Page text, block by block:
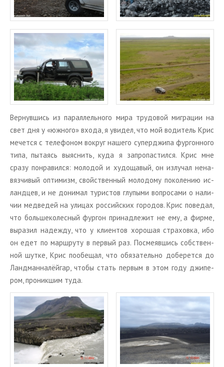
Вер­нув­шись из па­рал­лель­но­го мира тру­до­вой ми­гра­ции на
свет дня у «юж­но­го» входа, я уви­дел, что мой во­ди­тель Крис
ме­чет­ся с те­ле­фо­ном во­круг на­ше­го су­пер­джи­па фур­гон­но­го
типа, пы­та­ясь вы­яс­нить, куда я за­про­па­стил­ся. Крис мне
сразу по­нра­вил­ся: мо­ло­дой и ху­до­ща­вый, он из­лу­чал нена­
вяз­чи­вый оп­ти­мизм, свой­ствен­ный мо­ло­до­му по­ко­ле­нию ис­
ланд­цев, и не до­ни­мал ту­ри­стов глу­пы­ми во­про­са­ми о на­ли­
чии мед­ве­дей на ули­цах рос­сий­ских го­ро­дов. Крис по­ве­дал,
что боль­ше­ко­лес­ный фур­гон при­над­ле­жит не ему, а фирме,
вы­ра­зил на­деж­ду, что у кли­ен­тов хо­ро­шая стра­хов­ка, ибо
он едет по марш­ру­ту в пер­вый раз. По­сме­яв­шись соб­ствен­
ной шутке, Крис по­обе­щал, что обя­за­тель­но до­бе­рет­ся до
Ланд­ман­на­лёй­гар, чтобы стать пер­вым в этом году джи­пе­
ром, про­ник­шим туда.